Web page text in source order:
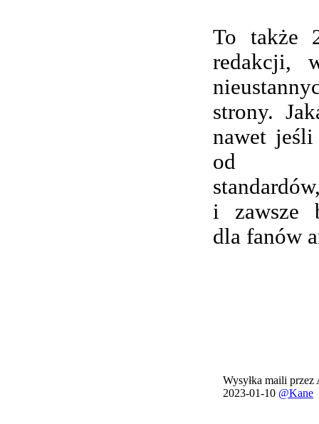
To także
redakcji,
strony.
nawet
od
i zawsze
dla fanów
Wysyłka maili
2023-01-10 @Kane